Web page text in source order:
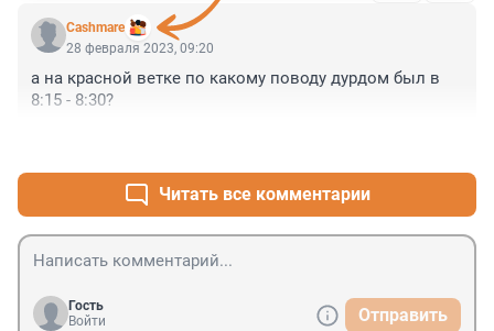
Cashmare
28 февраля 2023, 09:20
а на красной ветке по какому поводу дурдом был в
8:15 - 8:30?
Читать все комментарии
Гость
Войти
Отправить